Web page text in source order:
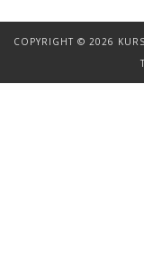
COPYRIGHT © 2026